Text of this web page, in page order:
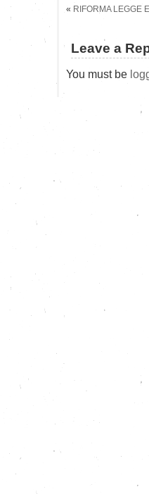
« RIFORMA LEGGE
Leave a
You must be